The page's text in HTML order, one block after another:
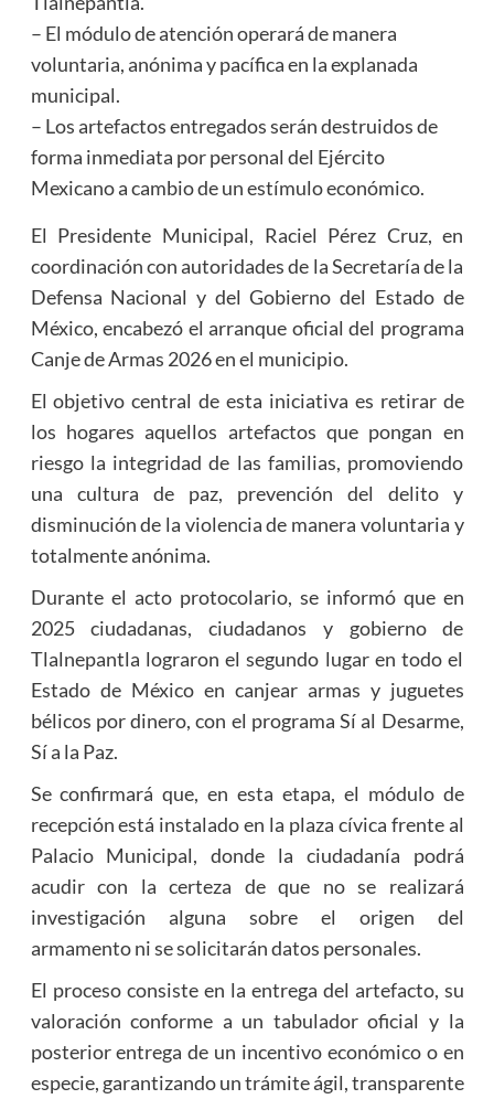
– El módulo de atención operará de manera
voluntaria, anónima y pacífica en la explanada
municipal.
– Los artefactos entregados serán destruidos de
forma inmediata por personal del Ejército
Mexicano a cambio de un estímulo económico.
El Presidente Municipal, Raciel Pérez Cruz, en
coordinación con autoridades de la Secretaría de la
Defensa Nacional y del Gobierno del Estado de
México, encabezó el arranque oficial del programa
Canje de Armas 2026 en el municipio.
El objetivo central de esta iniciativa es retirar de
los hogares aquellos artefactos que pongan en
riesgo la integridad de las familias, promoviendo
una cultura de paz, prevención del delito y
disminución de la violencia de manera voluntaria y
totalmente anónima.
Durante el acto protocolario, se informó que en
2025 ciudadanas, ciudadanos y gobierno de
Tlalnepantla lograron el segundo lugar en todo el
Estado de México en canjear armas y juguetes
bélicos por dinero, con el programa Sí al Desarme,
Sí a la Paz.
Se confirmará que, en esta etapa, el módulo de
recepción está instalado en la plaza cívica frente al
Palacio Municipal, donde la ciudadanía podrá
acudir con la certeza de que no se realizará
investigación alguna sobre el origen del
armamento ni se solicitarán datos personales.
El proceso consiste en la entrega del artefacto, su
valoración conforme a un tabulador oficial y la
posterior entrega de un incentivo económico o en
especie, garantizando un trámite ágil, transparente